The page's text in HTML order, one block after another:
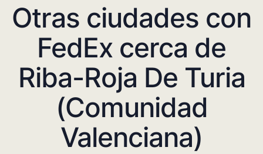
Otras ciudades con
FedEx cerca de
Riba-Roja De Turia
(Comunidad
Valenciana)